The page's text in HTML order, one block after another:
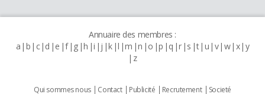
Annuaire des membres :
a b c d e f g h i j k l m n o p q r s t u v w x y
z
Qui sommes nous Contact Publicité Recrutement Societé